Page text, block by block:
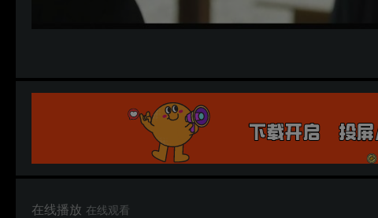
在线播放 在线观看